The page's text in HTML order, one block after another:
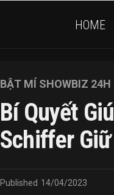
HOME
BẬT MÍ SHOWBIZ 24H
Bí Quyết
Schiffer
Published 14/04/2023